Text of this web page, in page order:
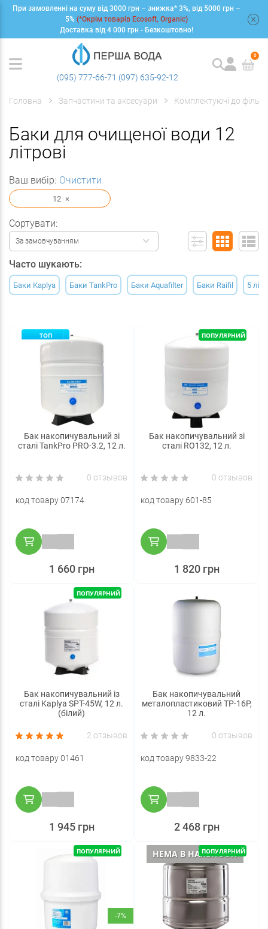
При замовленні на суму від 3000 грн – знижка* 3%, від 5000 грн –
5% (*Окрім товарів Ecosoft, Organic)
Доставка від 4 000 грн - Безкоштовно!
(095) 777-66-71 (097) 635-92-12
0
Головна Запчастини та аксесуари Комплектуючі до
Баки для очищеної води 12
літрові
Ваш вибір: Очистити
12 ×
Сортувати:
За замовчуванням
Часто шукають:
Баки Kaplya Баки TankPro Баки Aquafilter Баки Raifil 5
ТОП
Бак накопичувальний зі
сталі TankPro PRO-3.2, 12 л.
0 отзывов
код товару 07174
1 660 грн
ПОПУЛЯРНИЙ
Бак накопичувальний зі
сталі RO132, 12 л.
0 отзывов
код товару 601-85
1 820 грн
ПОПУЛЯРНИЙ
Бак накопичувальний із
сталі Kaplya SPT-45W, 12 л.
(білий)
2 отзывов
код товару 01461
1 945 грн
Бак накопичувальний
металопластиковий TP-16P,
12 л.
0 отзывов
код товару 9833-22
2 468 грн
-7%
ПОПУЛЯРНИЙ НЕМА В НАЯВНОСТІ
ПОПУЛЯРНИЙ